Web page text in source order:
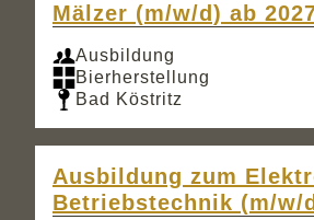
Mälzer (m/w/d) ab
Ausbildung
Bierherstellung
Bad Köstritz
Ausbildung zum
Betriebstechnik (m/w/